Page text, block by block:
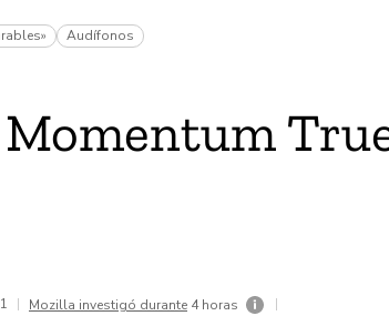
Audífonos
| Mozilla investigó durante 4 horas |